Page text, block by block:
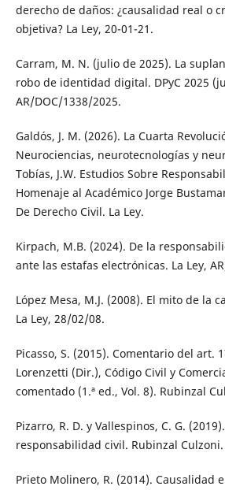
derecho de daños: ¿causalidad real o
objetiva? La Ley, 20-01-21.
Carram, M. N. (julio de 2025). La
robo de identidad digital. DPyC 2025
AR/DOC/1338/2025.
Galdós, J. M. (2026). La Cuarta
Neurociencias, neurotecnologías y
Tobías, J.W. Estudios Sobre
Homenaje al Académico Jorge
De Derecho Civil. La Ley.
Kirpach, M.B. (2024). De la
ante las estafas electrónicas. La Ley,
López Mesa, M.J. (2008). El mito de la
La Ley, 28/02/08.
Picasso, S. (2015). Comentario del art.
Lorenzetti (Dir.), Código Civil y
comentado (1.ª ed., Vol. 8). Rubinzal
Pizarro, R. D. y Vallespinos, C. G.
responsabilidad civil. Rubinzal Culzoni.
Prieto Molinero, R. (2014). Causalidad